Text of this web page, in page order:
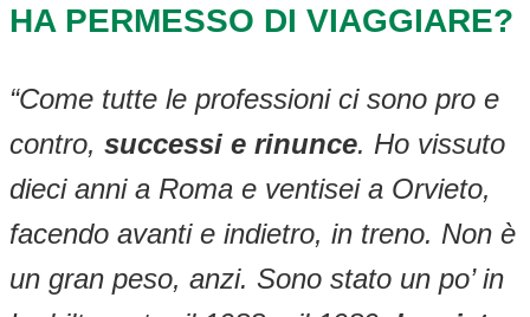
HA PERMESSO DI VIAGGIARE?
“Come tutte le professioni ci sono pro e
contro, successi e rinunce. Ho vissuto
dieci anni a Roma e ventisei a Orvieto,
facendo avanti e indietro, in treno. Non è
un gran peso, anzi. Sono stato un po’ in